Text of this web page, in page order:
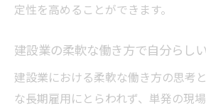
定性を高めることができます。
建設業の柔軟な働き方で自分らし
建設業における柔軟な働き方の思考
な長期雇用にとらわれず、単発の現